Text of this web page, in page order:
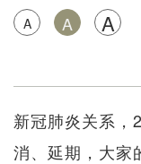
A A A
新冠肺炎关系，
消、延期，大家